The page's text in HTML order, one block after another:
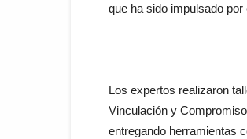
que ha sido impulsado
Los expertos realizaron
Vinculación y
entregando herramientas